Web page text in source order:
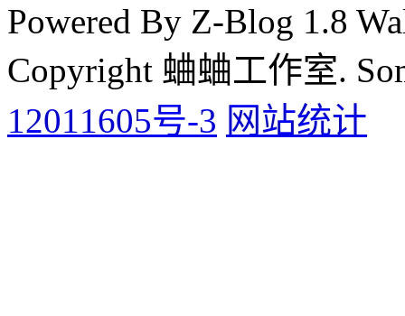
Powered By Z-Blog 1.8
Copyright 蛐蛐工作室.
12011605号-3 网站统计